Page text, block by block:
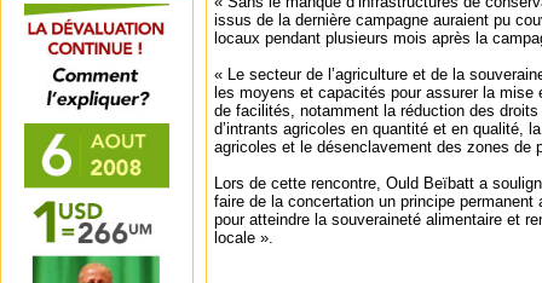
issus de la dernière campagne auraient pu
locaux pendant plusieurs mois après la
« Le secteur de l’agriculture et de la
les moyens et capacités pour assurer la mise
de facilités, notamment la réduction des
d’intrants agricoles en quantité et en qualité,
agricoles et le désenclavement des zones de
Lors de cette rencontre, Ould Beïbatt a
faire de la concertation un principe
pour atteindre la souveraineté alimentaire et
locale ».